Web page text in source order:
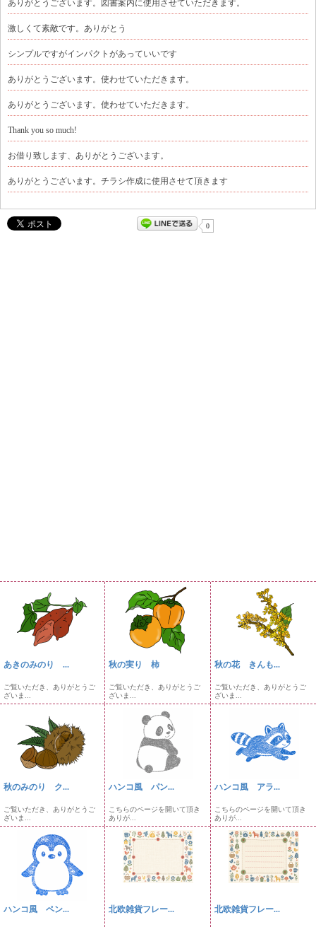
ありがとうございます。図書案内に使用させていただきます。
激しくて素敵です。ありがとう
シンプルですがインパクトがあっていいです
ありがとうございます。使わせていただきます。
ありがとうございます。使わせていただきます。
Thank you so much!
お借り致します、ありがとうございます。
ありがとうございます。チラシ作成に使用させて頂きます
0
あきのみのり ...
ご覧いただき、ありがとうご
ざいま...
秋の実り 柿
ご覧いただき、ありがとうご
ざいま...
秋の花 きんも...
ご覧いただき、ありがとうご
ざいま...
秋のみのり ク...
ご覧いただき、ありがとうご
ざいま...
ハンコ風 パン...
こちらのページを開いて頂き
ありが...
ハンコ風 アラ...
こちらのページを開いて頂き
ありが...
ハンコ風 ペン... 北欧雑貨フレー... 北欧雑貨フレー...